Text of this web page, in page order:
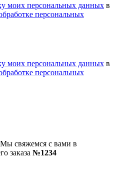
моих персональных данных в
персональных
моих персональных данных в
персональных
свяжемся с вами в
заказа №1234